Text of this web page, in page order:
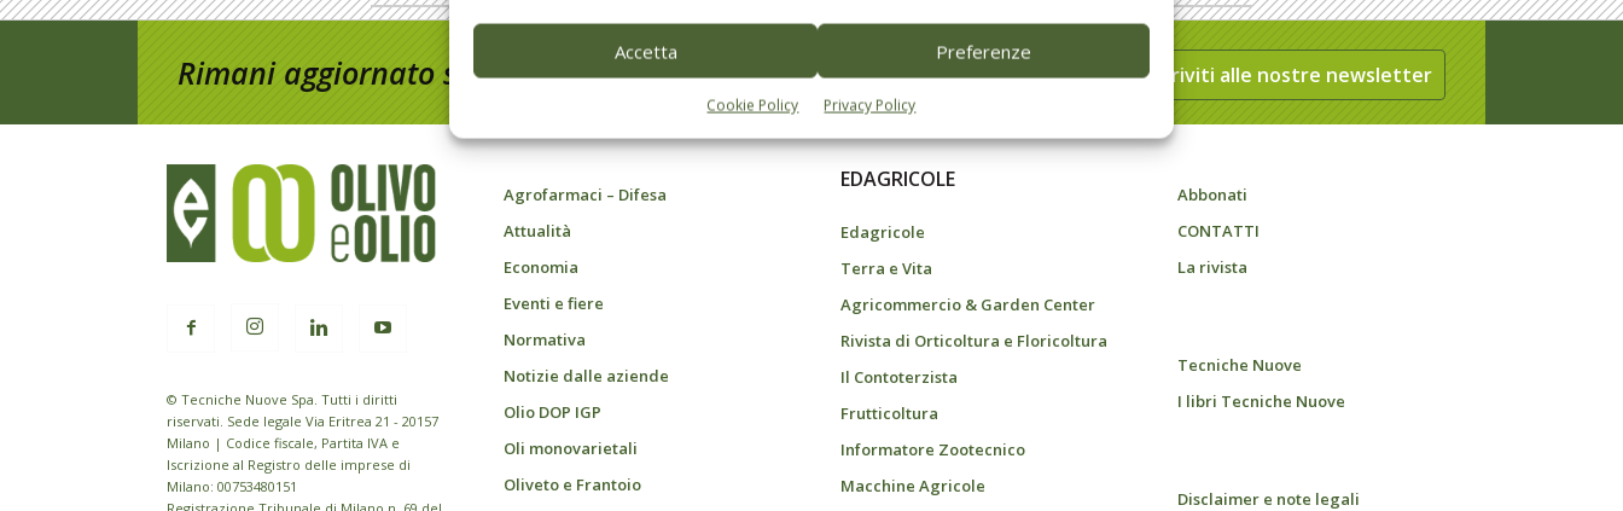
Accetta Preferenze
Cookie Policy Privacy Policy
Rimani aggiornato sul mondo dell’agricoltura Iscriviti alle nostre newsletter
© Tecniche Nuove Spa. Tutti i diritti
riservati. Sede legale Via Eritrea 21 - 20157
Milano | Codice fiscale, Partita IVA e
Iscrizione al Registro delle imprese di
Milano: 00753480151
Agrofarmaci – Difesa
Attualità
Economia
Eventi e fiere
Normativa
Notizie dalle aziende
Olio DOP IGP
Oli monovarietali
Oliveto e Frantoio
EDAGRICOLE
Edagricole
Terra e Vita
Agricommercio & Garden Center
Rivista di Orticoltura e Floricoltura
Il Contoterzista
Frutticoltura
Informatore Zootecnico
Macchine Agricole
Abbonati
CONTATTI
La rivista
Tecniche Nuove
I libri Tecniche Nuove
Disclaimer e note legali